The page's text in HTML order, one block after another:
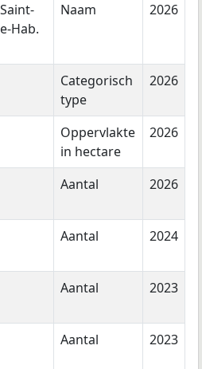
Hab.
Naam 2026
Categorisch
type
2026
Oppervlakte
in hectare
2026
Aantal 2026
Aantal 2024
Aantal 2023
Aantal 2023